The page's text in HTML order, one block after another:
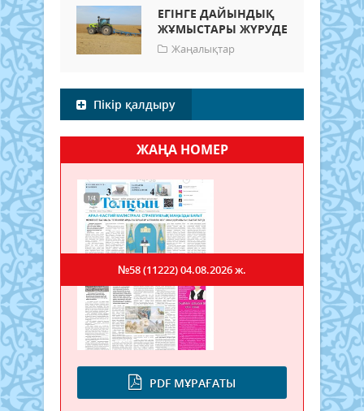
ЕГІНГЕ ДАЙЫНДЫҚ
ЖҰМЫСТАРЫ ЖҮРУДЕ
Жаңалықтар
Пікір қалдыру
ЖАҢА НОМЕР
PDF МҰРАҒАТЫ
№58 (11222)04.08.2026 ж.